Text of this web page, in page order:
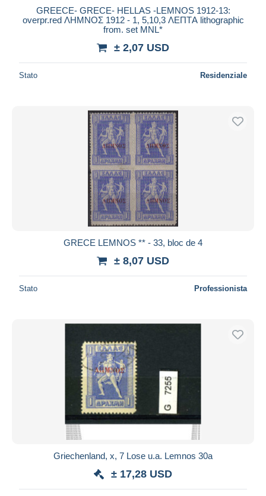
GREECE- GRECE- HELLAS -LEMNOS 1912-13:
overpr.red ΛΗΜΝΟΣ 1912 - 1, 5,10,3 ΛΕΠΤA lithographic
from. set MNL*
± 2,07 USD
Stato Residenziale
GRECE LEMNOS ** - 33, bloc de 4
± 8,07 USD
Stato Professionista
Griechenland, x, 7 Lose u.a. Lemnos 30a
± 17,28 USD